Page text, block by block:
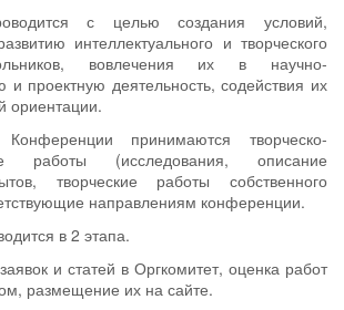
с целью создания условий,
интеллектуального и творческого
вовлечения их в научно-
и проектную деятельность, содействия их
ориентации.
принимаются творческо-
работы (исследования, описание
творческие работы собственного
направлениям конференции.
в 2 этапа.
и статей в Оргкомитет, оценка работ
размещение их на сайте.